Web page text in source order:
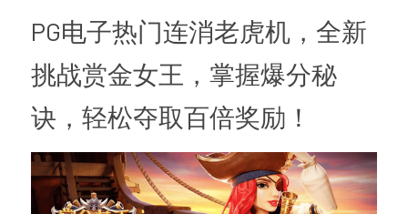
PG电子热门连消老虎机，全新
挑战赏金女王，掌握爆分秘
诀，轻松夺取百倍奖励！